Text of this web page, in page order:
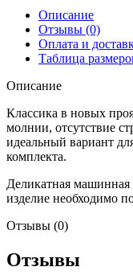
Описание
Отзывы (0)
Оплата и
Таблица
Описание
Классика в новых
молнии, отсутствие
идеальный вариант
комплекта.
Деликатная
изделие необходимо
Отзывы (0)
Отзывы